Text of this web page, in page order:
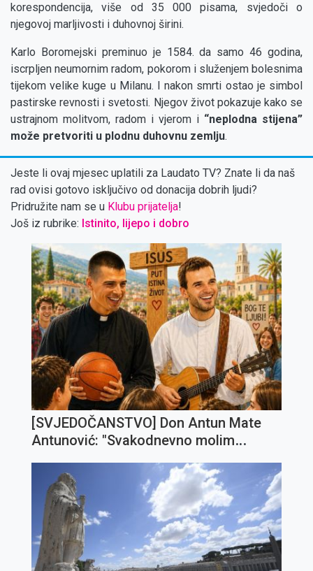
korespondencija, više od 35 000 pisama, svjedoči o
njegovoj marljivosti i duhovnoj širini.
Karlo Boromejski preminuo je 1584. da samo 46 godina,
iscrpljen neumornim radom, pokorom i služenjem bolesnima
tijekom velike kuge u Milanu. I nakon smrti ostao je simbol
pastirske revnosti i svetosti. Njegov život pokazuje kako se
ustrajnom molitvom, radom i vjerom i “neplodna stijena”
može pretvoriti u plodnu duhovnu zemlju.
Jeste li ovaj mjesec uplatili za Laudato TV? Znate li da naš
rad ovisi gotovo isključivo od donacija dobrih ljudi?
Pridružite nam se u Klubu prijatelja!
Još iz rubrike: Istinito, lijepo i dobro
[SVJEDOČANSTVO] Don Antun Mate
Antunović: "Svakodnevno molim
i posvećuje u čovjeka po svome
poniznome Srcu"